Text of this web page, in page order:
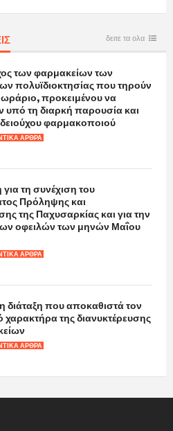
δειτε τα ολα
των φαρμακείων των
πολυϊδιοκτησίας που τηρούν
ωράριο, προκειμένου να
υπό τη διαρκή παρουσία και
φαρμακοποιού
ΆΡΘΡΑ
τη συνέχιση του
Πρόληψης και
της Παχυσαρκίας και για την
οφειλών των μηνών Μαΐου
ΆΡΘΡΑ
διάταξη που αποκαθιστά τον
χαρακτήρα της διανυκτέρευσης
ΆΡΘΡΑ